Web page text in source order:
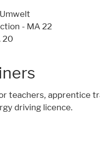
- MA 22
20
teachers, apprentice
driving licence.